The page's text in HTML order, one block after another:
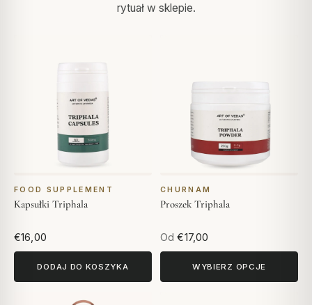
rytuał w sklepie.
FOOD SUPPLEMENT
Kapsułki Triphala
€16,00
DODAJ DO KOSZYKA
CHURNAM
Proszek Triphala
Od €17,00
WYBIERZ OPCJE